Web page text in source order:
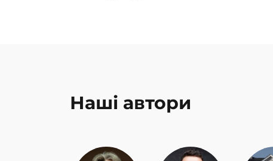
Наші автори